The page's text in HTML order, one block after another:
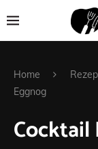
Home
Eggnog